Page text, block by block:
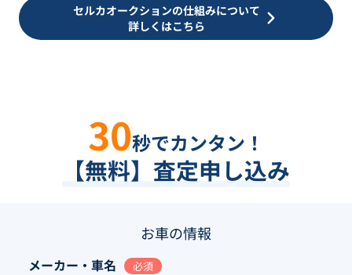
セルカオークションの仕組みについて
詳しくはこちら
30秒でカンタン！
【無料】査定申し込み
お車の情報
メーカー・車名 必須